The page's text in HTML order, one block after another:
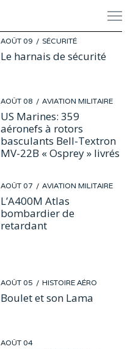
POSTED
ON
AOÛT 09 JUIL
31
SÉCURITÉ
Le harnais de sécurité
POSTED
ON
AOÛT 08 JUIL
31
AVIATION MILITAIRE
US Marines: 359
aéronefs à rotors
basculants Bell-Textron
MV-22B « Osprey » livrés
POSTED
ON
AOÛT 07 AOÛT
07
AVIATION MILITAIRE
L’A400M Atlas
bombardier de
retardant
POSTED
ON
AOÛT 05 JUIL
25
HISTOIRE AÉRO
Boulet et son Lama
POSTED
AOÛT 04